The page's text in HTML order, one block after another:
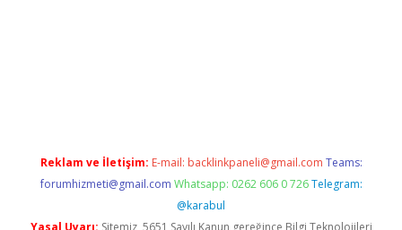
Reklam ve İletişim: E-mail: backlinkpaneli@gmail.com Teams:
forumhizmeti@gmail.com Whatsapp: 0262 606 0 726 Telegram:
@karabul
Yasal Uyarı: Sitemiz, 5651 Sayılı Kanun gereğince Bilgi Teknolojileri